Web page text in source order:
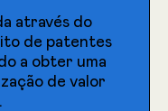
intangíveis
↗
através do
de patentes
a obter uma
de valor